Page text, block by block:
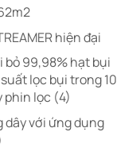
hiện đại
bỏ 99,98% hạt bụi
lọc bụi trong 10
phin lọc (4)
dây với ứng dụng